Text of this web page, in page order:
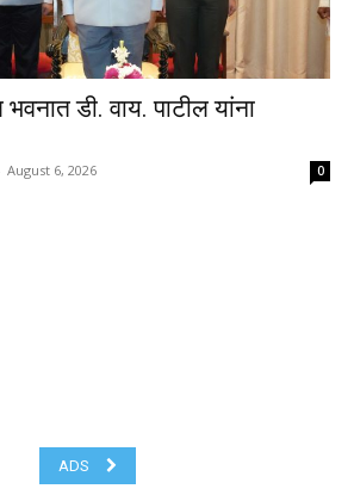
भवनात डी. वाय. पाटील यांना
August 6, 2026 0
ADS